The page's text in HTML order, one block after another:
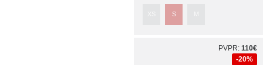
S M
PVPR: 110€
20%